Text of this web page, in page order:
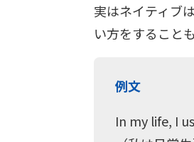
実はネイティブ
い方をすること
例文
In my life, I